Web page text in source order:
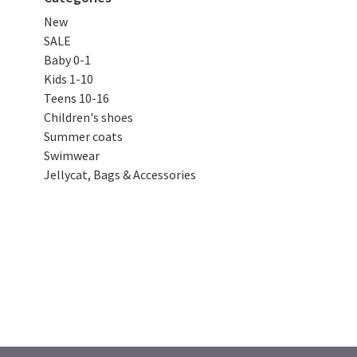
New
SALE
Baby 0-1
Kids 1-10
Teens 10-16
Children's shoes
Summer coats
Swimwear
Jellycat, Bags & Accessories